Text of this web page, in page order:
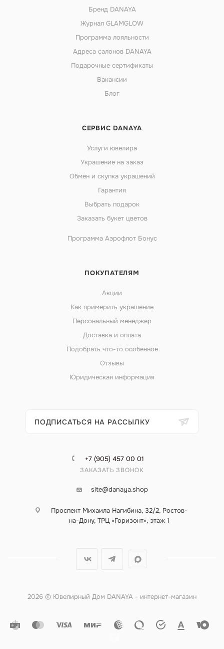
Бренд DANAYA
Журнал GLAMGLOW
Программа лояльности
Адреса салонов DANAYA
Подарочные сертификаты
Вакансии
Блог
СЕРВИС DANAYA
Услуги ювелира
Украшение на заказ
Обмен и скупка украшений
Гарантия
Выбрать подарок
Заказать букет цветов
Программа Аэрофлот Бонус
ПОКУПАТЕЛЯМ
Акции
Как примерить украшение
Персональный менеджер
Доставка и оплата
Подобрать что-то особенное
Отзывы
Юридическая информация
ПОДПИСАТЬСЯ НА РАССЫЛКУ
+7 (905) 457 00 01
ЗАКАЗАТЬ ЗВОНОК
site@danaya.shop
Проспект Михаила Нагибина, 32/2, Ростов-
на-Дону, ТРЦ «Горизонт», этаж 1
2026 © Ювелирный Дом DANAYA - интернет-магазин